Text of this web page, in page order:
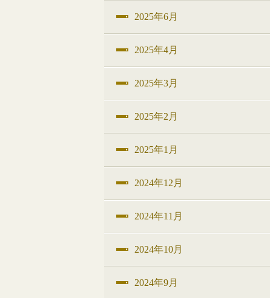
2025年6月
2025年4月
2025年3月
2025年2月
2025年1月
2024年12月
2024年11月
2024年10月
2024年9月